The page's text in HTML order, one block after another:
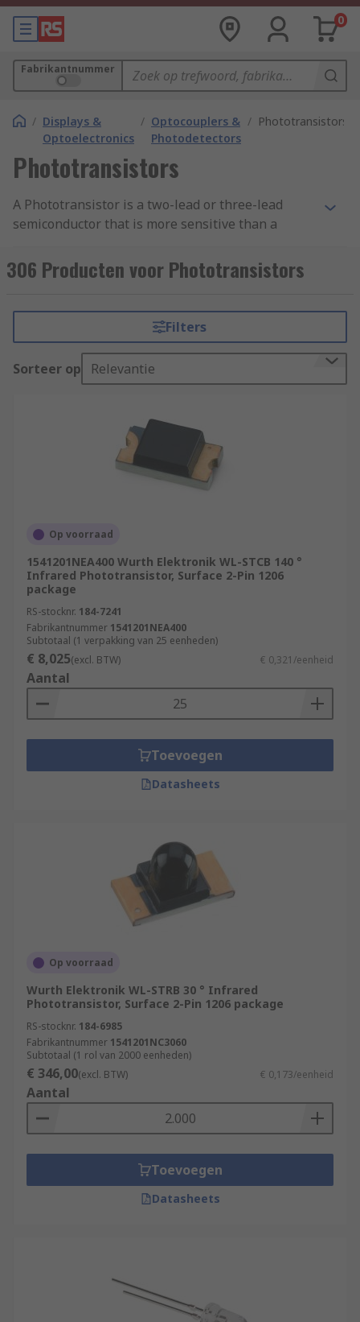
0
Fabrikantnummer
/ Displays &
Optoelectronics
/ Optocouplers &
Photodetectors
/ Phototransistors
Phototransistors
A Phototransistor is a two-lead or three-lead
semiconductor that is more sensitive than a
to alter currents to create an electrical signal.
silicon or another semi-conductive material.
How do Phototransistors work?
Once detection of light such as IR (infrared),
device will alter a current flowing between an
emitter and collector, depending on the light and
level of intensity it receives.
•Reflow surface-mounting support
•Small, ultra-thin
•High sensitivity
•Electromagnetic noise resistance
•High linearity
•Produce a higher current than photodiodes
Where might I use a Phototransistor?
A photo transistor can be used in many different
• Industrial electronics
• Human detection devices
• PCs or Laptops
• Automatic switches (lighting equipment)
• IP cameras
• Security devices
306 Producten voor Phototransistors
Filters
Sorteer op Relevantie
Op voorraad
1541201NEA400 Wurth Elektronik WL-STCB 140 °
Infrared Phototransistor, Surface 2-Pin 1206
package
RS-stocknr. 184-7241
Fabrikantnummer 1541201NEA400
Subtotaal (1 verpakking van 25 eenheden)
€ 8,025(excl. BTW) € 0,321/eenheid
Aantal
Toevoegen
Datasheets
Op voorraad
Wurth Elektronik WL-STRB 30 ° Infrared
Phototransistor, Surface 2-Pin 1206 package
RS-stocknr. 184-6985
Fabrikantnummer 1541201NC3060
Subtotaal (1 rol van 2000 eenheden)
€ 346,00(excl. BTW) € 0,173/eenheid
Aantal
Toevoegen
Datasheets